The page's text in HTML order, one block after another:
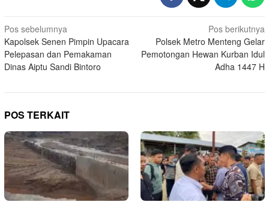
Navigasi
pos
Pos sebelumnya
Kapolsek Senen Pimpin Upacara
Pelepasan dan Pemakaman
Dinas Aiptu Sandi Bintoro
Pos berikutnya
Polsek Metro Menteng Gelar
Pemotongan Hewan Kurban Idul
Adha 1447 H
POS TERKAIT